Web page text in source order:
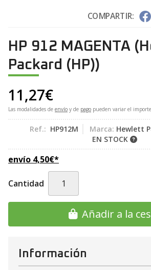
COMPARTIR:
HP 912 MAGENTA
Packard (HP))
11,27€
Las modalidades de envío y de pago pueden variar el
Ref.: HP912M Marca: Hewlett
EN STOCK
envío 4,50€*
Cantidad
Añadir a la
Información